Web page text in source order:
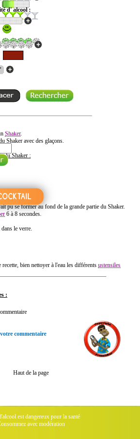
d' alcool :
COCKTAIL PAR NOM
Shaker.
Shaker avec des glaçons.
du Shaker :
pu se former au fond de la grande partie du Shaker.
6 à 8 secondes.
le verre.
bien nettoyer à l'eau les différents ustensiles
:
commentaire
Haut de la page
est dangereux pour la santé
avec modération